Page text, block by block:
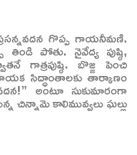
గొప్ప గాయనీమణి.
పోతు. నైవేద్య పుష్ఠి,
గాత్రపుష్ఠి. బొజ్జ పెంచి
సిద్ధాంతాలకు తార్కాణం
అంటూ సుకుమారంగా
చిన్నామె కాలిమువ్వలు ఘల్లు